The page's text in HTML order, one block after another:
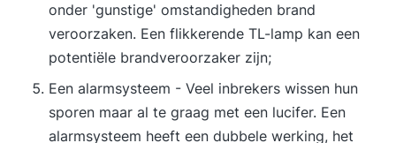
onder 'gunstige' omstandigheden brand
veroorzaken. Een flikkerende TL-lamp kan een
potentiële brandveroorzaker zijn;
Een alarmsysteem - Veel inbrekers wissen hun
sporen maar al te graag met een lucifer. Een
alarmsysteem heeft een dubbele werking, het